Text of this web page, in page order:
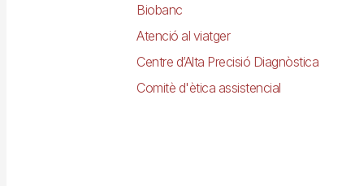
Biobanc
Atenció al viatger
Centre d’Alta Precisió Diagnòstica
Comitè d'ètica assistencial